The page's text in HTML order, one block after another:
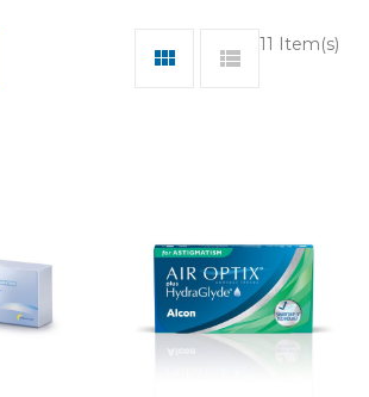
11 Item(s)